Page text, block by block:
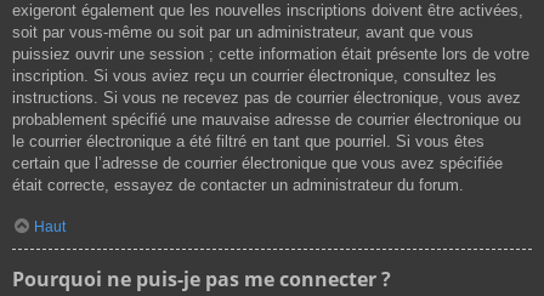
exigeront également que les nouvelles inscriptions doivent être activées,
soit par vous-même ou soit par un administrateur, avant que vous
puissiez ouvrir une session ; cette information était présente lors de votre
inscription. Si vous aviez reçu un courrier électronique, consultez les
instructions. Si vous ne recevez pas de courrier électronique, vous avez
probablement spécifié une mauvaise adresse de courrier électronique ou
le courrier électronique a été filtré en tant que pourriel. Si vous êtes
certain que l’adresse de courrier électronique que vous avez spécifiée
était correcte, essayez de contacter un administrateur du forum.
Haut
Pourquoi ne puis-je pas me connecter ?